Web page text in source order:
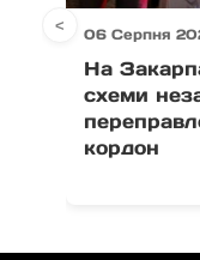
06 Серпня
На
схеми
кордон
<